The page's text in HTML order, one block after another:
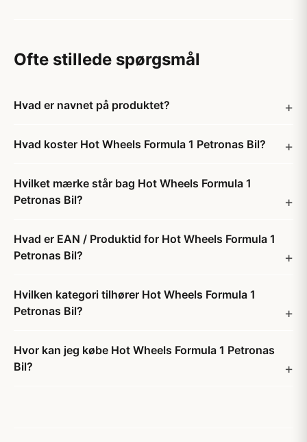
Ofte stillede spørgsmål
Hvad er navnet på produktet?
Hvad koster Hot Wheels Formula 1 Petronas Bil?
Hvilket mærke står bag Hot Wheels Formula 1
Petronas Bil?
Hvad er EAN / Produktid for Hot Wheels Formula 1
Petronas Bil?
Hvilken kategori tilhører Hot Wheels Formula 1
Petronas Bil?
Hvor kan jeg købe Hot Wheels Formula 1 Petronas
Bil?